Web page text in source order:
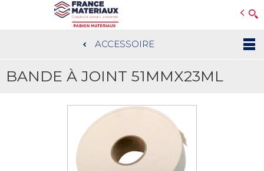
au
contenu
ACCESSOIRE
BANDE À JOINT 51MMX23ML